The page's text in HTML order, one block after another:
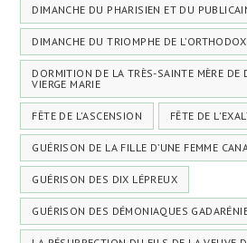
DIMANCHE DU PHARISIEN ET DU
DIMANCHE DU TRIOMPHE DE
DORMITION DE LA TRÈS-SAINTE MÈRE DE
VIERGE MARIE
FÊTE DE L'ASCENSION FÊTE DE
GUÉRISON DE LA FILLE D’UNE FEMME
GUÉRISON DES DIX LÉPREUX
GUÉRISON DES DÉMONIAQUES